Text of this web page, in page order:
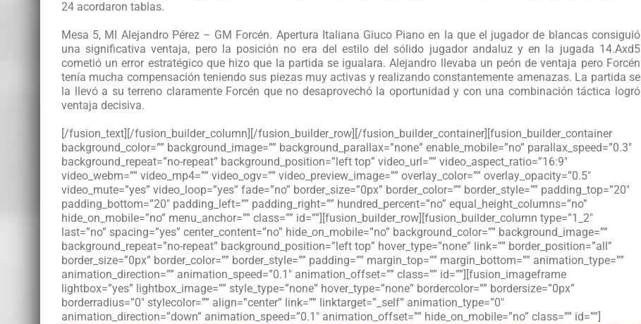
24 acordaron tablas.
Mesa 5, MI Alejandro Pérez – GM Forcén. Apertura Italiana Giuco Piano en la que el jugador de blancas consiguió
una significativa ventaja, pero la posición no era del estilo del sólido jugador andaluz y en la jugada 14.Axd5
cometió un error estratégico que hizo que la partida se igualara. Alejandro llevaba un peón de ventaja pero Forcén
tenía mucha compensación teniendo sus piezas muy activas y realizando constantemente amenazas. La partida se
la llevó a su terreno claramente Forcén que no desaprovechó la oportunidad y con una combinación táctica logró
ventaja decisiva.
[/fusion_text][/fusion_builder_column][/fusion_builder_row][/fusion_builder_container][fusion_builder_container
background_color=”” background_image=”” background_parallax=”none” enable_mobile=”no” parallax_speed=”0.3″
background_repeat=”no-repeat” background_position=”left top” video_url=”” video_aspect_ratio=”16:9″
video_webm=”” video_mp4=”” video_ogv=”” video_preview_image=”” overlay_color=”” overlay_opacity=”0.5″
video_mute=”yes” video_loop=”yes” fade=”no” border_size=”0px” border_color=”” border_style=”” padding_top=”20″
padding_bottom=”20″ padding_left=”” padding_right=”” hundred_percent=”no” equal_height_columns=”no”
hide_on_mobile=”no” menu_anchor=”” class=”” id=””][fusion_builder_row][fusion_builder_column type=”1_2″
last=”no” spacing=”yes” center_content=”no” hide_on_mobile=”no” background_color=”” background_image=””
background_repeat=”no-repeat” background_position=”left top” hover_type=”none” link=”” border_position=”all”
border_size=”0px” border_color=”” border_style=”” padding=”” margin_top=”” margin_bottom=”” animation_type=””
animation_direction=”” animation_speed=”0.1″ animation_offset=”” class=”” id=””][fusion_imageframe
lightbox=”yes” lightbox_image=”” style_type=”none” hover_type=”none” bordercolor=”” bordersize=”0px”
borderradius=”0″ stylecolor=”” align=”center” link=”” linktarget=”_self” animation_type=”0″
animation_direction=”down” animation_speed=”0.1″ animation_offset=”” hide_on_mobile=”no” class=”” id=””]